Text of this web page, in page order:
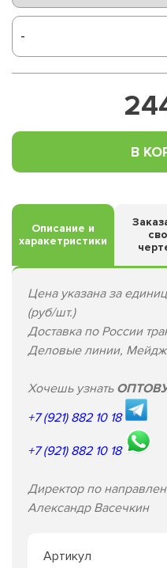
-
В
Описание и
харакетристики
Цена указана за
(руб/шт.)
Доставка по России
Деловые линии,
Хочешь узнать
+7 (921) 882 10 18
+7 (921) 882 10 18
Директор по
Александр Васечкин
Артикул